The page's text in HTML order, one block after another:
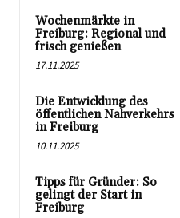
Wochenmärkte in
Freiburg: Regional und
frisch genießen
17.11.2025
Die Entwicklung des
öffentlichen Nahverkehrs
in Freiburg
10.11.2025
Tipps für Gründer: So
gelingt der Start in
Freiburg